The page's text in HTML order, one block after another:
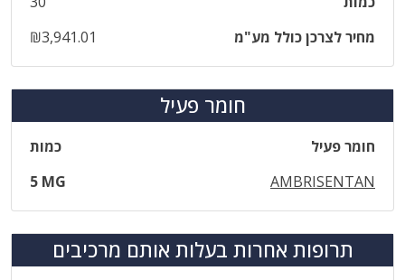
מחיר לצרכן כולל מע"מ
₪3,941.01
חומר פעיל
חומר פעיל
כמות
AMBRISENTAN
5 MG
תרופות אחרות בעלות אותם מרכיבים